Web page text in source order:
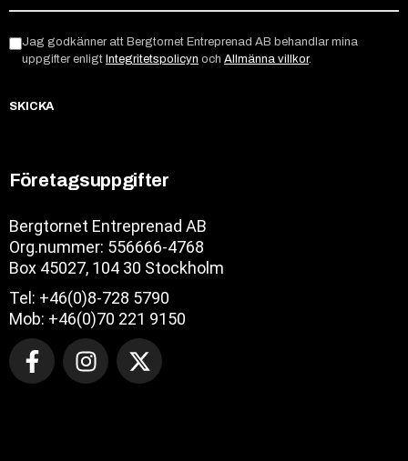
Jag godkänner att Bergtornet Entreprenad AB behandlar mina
uppgifter enligt Integritetspolicyn och Allmänna villkor.
SKICKA
Företagsuppgifter
Bergtornet Entreprenad AB
Org.nummer: 556666-4768
Box 45027, 104 30 Stockholm
Tel: +46(0)8-728 5790
Mob: +46(0)70 221 9150